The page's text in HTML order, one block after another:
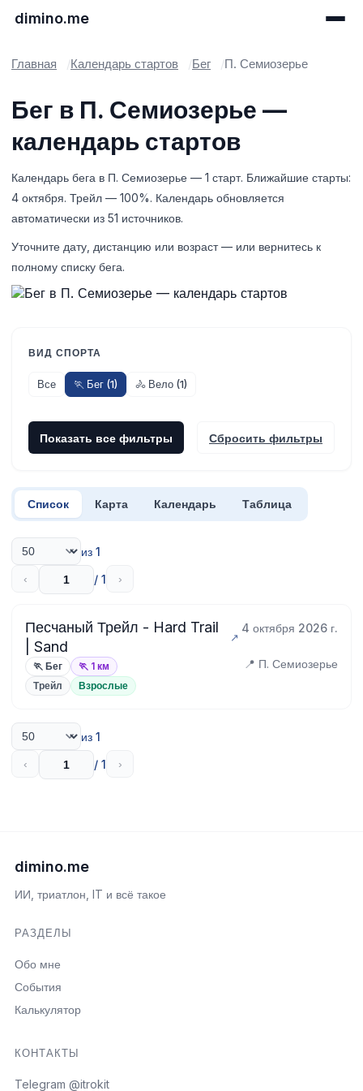
dimino.me
Главная Календарь стартов Бег П. Семиозерье
Бег в П. Семиозерье —
календарь стартов
Календарь бега в П. Семиозерье — 1 старт. Ближайшие старты:
4 октября. Трейл — 100%. Календарь обновляется
автоматически из 51 источников.
Уточните дату, дистанцию или возраст — или вернитесь к
полному списку бега.
ВИД СПОРТА
Все 🏃 Бег (1) 🚴 Вело (1)
Показать все фильтры Сбросить фильтры
Список Карта Календарь Таблица
из 1
‹ / 1 ›
Песчаный Трейл - Hard Trail
| Sand
4 октября 2026 г.
🏃 Бег 🏃 1 км 📍 П. Семиозерье
Трейл Взрослые
из 1
‹ / 1 ›
dimino.me
ИИ, триатлон, IT и всё такое
РАЗДЕЛЫ
Обо мне
События
Калькулятор
КОНТАКТЫ
Telegram @itrokit